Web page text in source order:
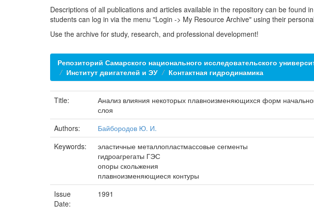
Descriptions of all publications and articles available in the repository can be found in
students can log in via the menu "Login -> My Resource Archive" using their
Use the archive for study, research, and professional development!
Репозиторий Самарского национального исследовательского
Институт двигателей и ЭУ
Контактная гидродинамика
Title:
Анализ влияния некоторых плавноизменяющихся форм
слоя
Authors:
Байбородов Ю. И.
Keywords:
эластичные металлопластмассовые сегменты
гидроагрегаты ГЭС
опоры скольжения
плавноизменяющиеся контуры
Issue
Date:
1991